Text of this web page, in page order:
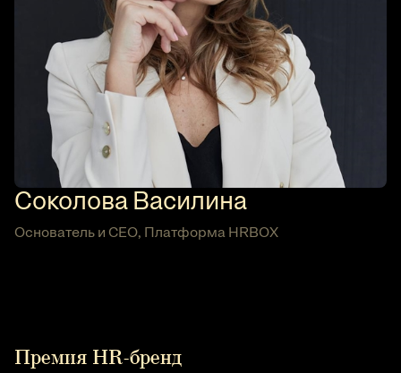
Соколова Василина
Основатель и CEO, Платформа HRBOX
Премия HR-бренд